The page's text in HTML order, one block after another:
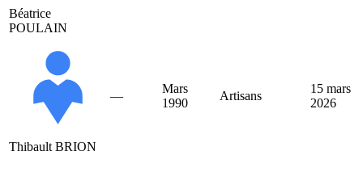
Béatrice
POULAIN
Thibault BRION
—
Mars
1990
Artisans
15 mars
2026